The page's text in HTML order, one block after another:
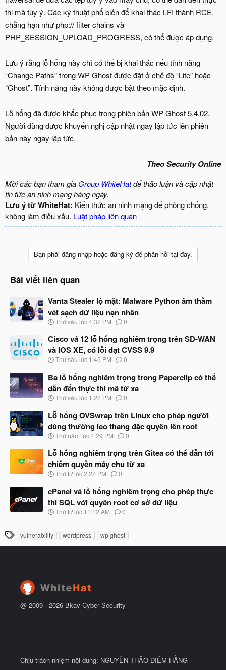
thi mã tùy ý. Các kỹ thuật phổ biến để khai thác LFI thành RCE,
chẳng hạn như php:// filter chains và
PHP_SESSION_UPLOAD_PROGRESS, có thể được áp dụng.
Lưu ý rằng lỗ hổng này chỉ có thể bị khai thác nếu tính năng
“Change Paths” trong WP Ghost được đặt ở chế độ “Lite” hoặc
“Ghost”. Tính năng này không được bật theo mặc định.
Lỗ hổng đã được khắc phục trong phiên bản WP Ghost 5.4.02.
Người dùng được khuyến nghị cập nhật ngay lập tức lên phiên
bản này ngay lập tức.
Theo Security Online
Mời các bạn tham gia Group WhiteHatđể thảo luận và cập nhật
tin tức an ninh mạng hàng ngày.
Lưu ý từ WhiteHat: Kiến thức an ninh mạng để phòng chống,
không làm điều xấu. Luật pháp liên quan
Bạn phải đăng nhập hoặc đăng ký để phản hồi tại đây.
Bài viết liên quan
Vanta Stealer lộ mặt: Malware Python âm thầm
vét sạch dữ liệu nạn nhân
N
à
b
ắ
đ
ầ
u
Thứ sáu lúc 4:32 PM 0
Cisco vá 12 lỗ hổng nghiêm trọng trên SD-WAN
và IOS XE, có lỗi đạt CVSS 9.9
N
à
y
b
ắ
đ
ầ
u
Thứ sáu lúc 1:45 PM 0
Ba lỗ hổng nghiêm trọng trong Paperclip có thể
dẫn đến thực thi mã từ xa
N
à
b
ắ
đ
ầ
u
Thứ sáu lúc 1:22 PM 0
Lỗ hổng OVSwrap trên Linux cho phép người
dùng thường leo thang đặc quyền lên root
N
à
b
ắ
đ
ầ
u
Thứ năm lúc 4:29 PM 0
Lỗ hổng nghiêm trọng trên Gitea có thể dẫn tới
chiếm quyền máy chủ từ xa
N
à
y
b
ắ
đ
ầ
u
Thứ tư lúc 2:22 PM 0
cPanel vá lỗ hổng nghiêm trọng cho phép thực
thi SQL với quyền root cơ sở dữ liệu
N
u
Thứ tư lúc 11:12 AM 0
T
h
vulnerability wordpress wp ghost
@ 2009 - 2026 Bkav Cyber Security
Chịu trách nhiệm nội dung: NGUYỄN THẢO DIỄM HẰNG